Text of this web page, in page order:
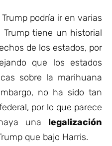
podría ir en varias
Trump tiene un historial
de los estados, por
que los estados
sobre la marihuana
no ha sido tan
por lo que parece
una legalización
que bajo Harris.